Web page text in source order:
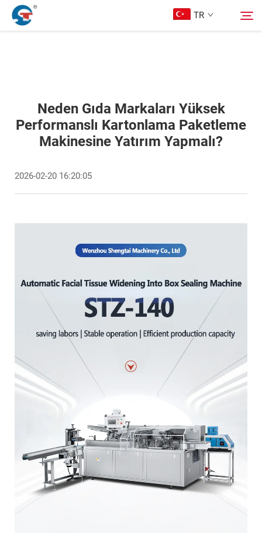
TR
Ürünler
Tasarım Örnekleri
Hizmet
Neden Gıda Markaları Yüksek
Performanslı Kartonlama Paketleme
Makinesine Yatırım Yapmalı?
2026-02-20 16:20:05